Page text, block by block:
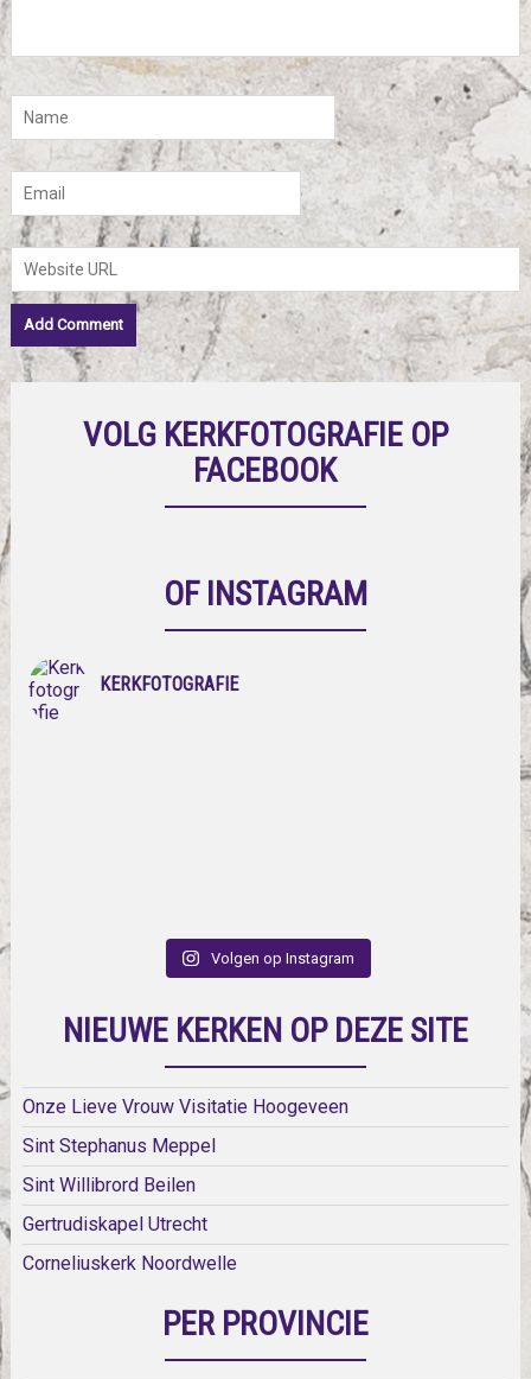
VOLG KERKFOTOGRAFIE OP
FACEBOOK
OF INSTAGRAM
KERKFOTOGRAFIE
Volgen op Instagram
NIEUWE KERKEN OP DEZE SITE
Onze Lieve Vrouw Visitatie Hoogeveen
Sint Stephanus Meppel
Sint Willibrord Beilen
Gertrudiskapel Utrecht
Corneliuskerk Noordwelle
PER PROVINCIE